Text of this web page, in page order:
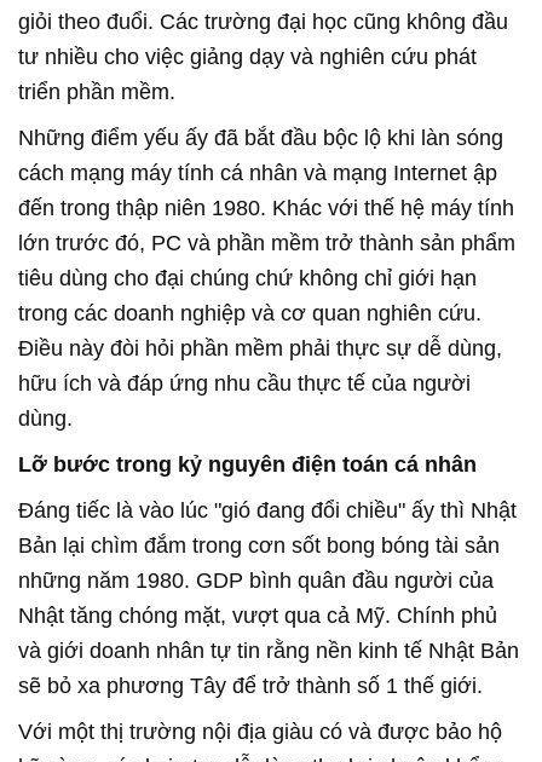
giỏi theo đuổi. Các trường đại học cũng không đầu
tư nhiều cho việc giảng dạy và nghiên cứu phát
triển phần mềm.
Những điểm yếu ấy đã bắt đầu bộc lộ khi làn sóng
cách mạng máy tính cá nhân và mạng Internet ập
đến trong thập niên 1980. Khác với thế hệ máy tính
lớn trước đó, PC và phần mềm trở thành sản phẩm
tiêu dùng cho đại chúng chứ không chỉ giới hạn
trong các doanh nghiệp và cơ quan nghiên cứu.
Điều này đòi hỏi phần mềm phải thực sự dễ dùng,
hữu ích và đáp ứng nhu cầu thực tế của người
dùng.
Lỡ bước trong kỷ nguyên điện toán cá nhân
Đáng tiếc là vào lúc "gió đang đổi chiều" ấy thì Nhật
Bản lại chìm đắm trong cơn sốt bong bóng tài sản
những năm 1980. GDP bình quân đầu người của
Nhật tăng chóng mặt, vượt qua cả Mỹ. Chính phủ
và giới doanh nhân tự tin rằng nền kinh tế Nhật Bản
sẽ bỏ xa phương Tây để trở thành số 1 thế giới.
Với một thị trường nội địa giàu có và được bảo hộ